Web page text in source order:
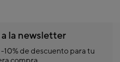
la newsletter
de descuento para tu